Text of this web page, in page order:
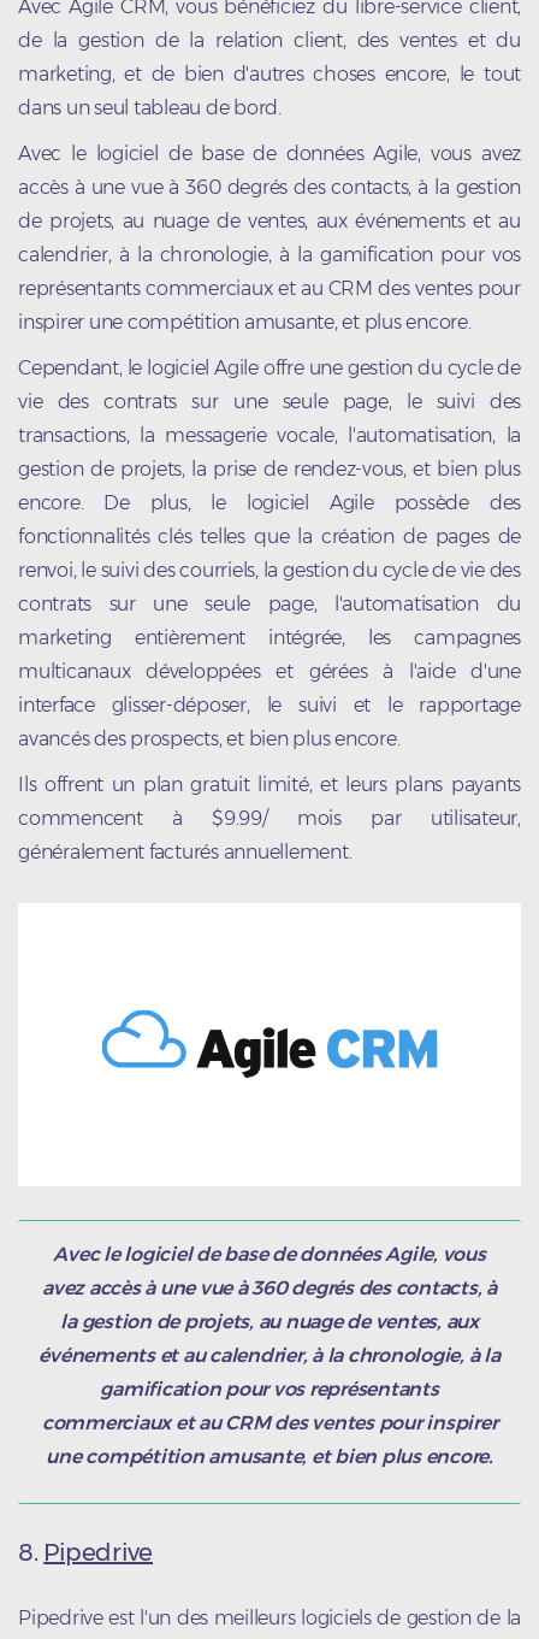
Avec Agile CRM, vous bénéficiez du libre-service client,
de la gestion de la relation client, des ventes et du
marketing, et de bien d'autres choses encore, le tout
dans un seul tableau de bord.
Avec le logiciel de base de données Agile, vous avez
accès à une vue à 360 degrés des contacts, à la gestion
de projets, au nuage de ventes, aux événements et au
calendrier, à la chronologie, à la gamification pour vos
représentants commerciaux et au CRM des ventes pour
inspirer une compétition amusante, et plus encore.
Cependant, le logiciel Agile offre une gestion du cycle de
vie des contrats sur une seule page, le suivi des
transactions, la messagerie vocale, l'automatisation, la
gestion de projets, la prise de rendez-vous, et bien plus
encore. De plus, le logiciel Agile possède des
fonctionnalités clés telles que la création de pages de
renvoi, le suivi des courriels, la gestion du cycle de vie des
contrats sur une seule page, l'automatisation du
marketing entièrement intégrée, les campagnes
multicanaux développées et gérées à l'aide d'une
interface glisser-déposer, le suivi et le rapportage
avancés des prospects, et bien plus encore.
Ils offrent un plan gratuit limité, et leurs plans payants
commencent à $9.99/ mois par utilisateur,
généralement facturés annuellement.
Avec le logiciel de base de données Agile, vous
avez accès à une vue à 360 degrés des contacts, à
la gestion de projets, au nuage de ventes, aux
événements et au calendrier, à la chronologie, à la
gamification pour vos représentants
commerciaux et au CRM des ventes pour inspirer
une compétition amusante, et bien plus encore.
8. Pipedrive
Pipedrive est l'un des meilleurs logiciels de gestion de la